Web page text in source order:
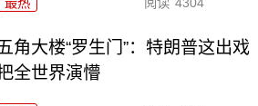
角大楼“罗生门”：特朗普这出戏
全世界演懵